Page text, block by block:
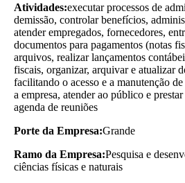
Atividades:executar processos de
demissão, controlar benefícios,
atender empregados, fornecedores,
documentos para pagamentos (notas
arquivos, realizar lançamentos
fiscais, organizar, arquivar e atualizar
facilitando o acesso e a manutenção
a empresa, atender ao público e
agenda de reuniões
Porte da Empresa:Grande
Ramo da Empresa:Pesquisa e
ciências físicas e naturais